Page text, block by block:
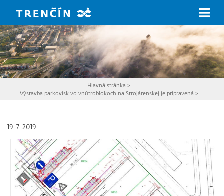
Hlavná stránka >
Výstavba parkovísk vo vnútroblokoch na Strojárenskej je pripravená >
19. 7. 2019